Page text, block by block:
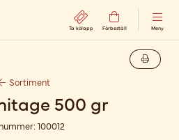
Ta kölapp Förbeställ Meny
Sortiment
500 gr
100012